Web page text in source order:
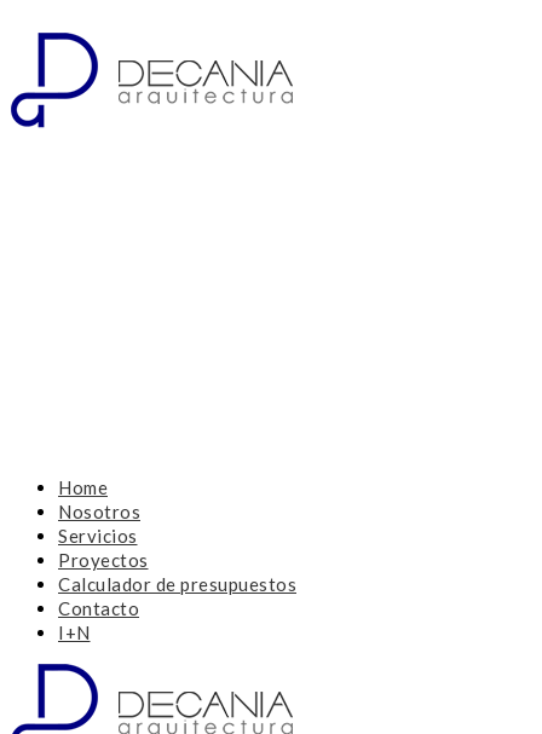
Home
Nosotros
Servicios
Proyectos
Calculador de presupuestos
Contacto
I+N